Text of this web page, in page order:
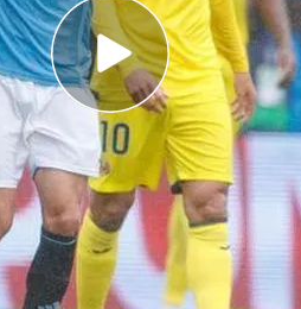
en Balaídos. Con estos